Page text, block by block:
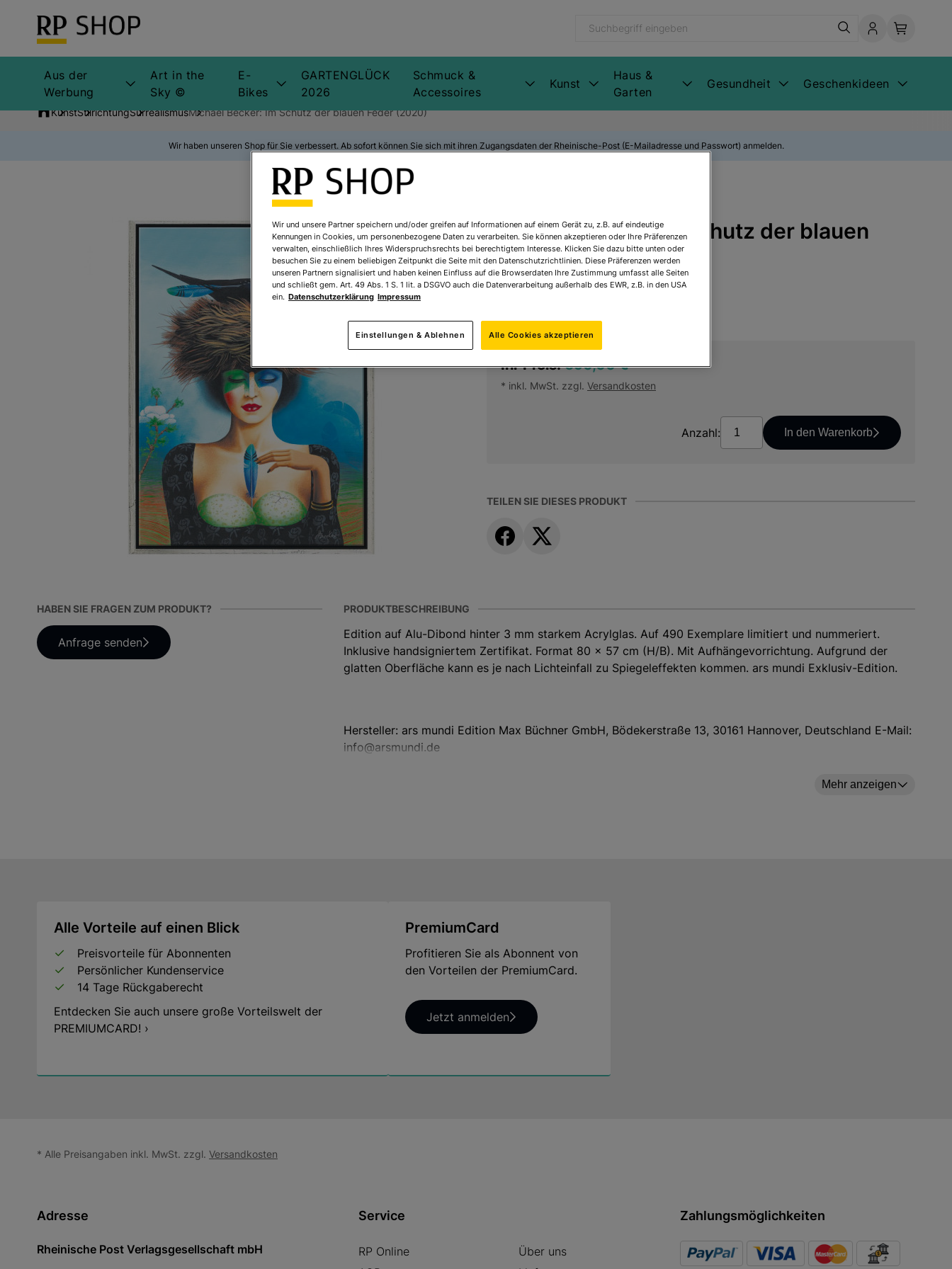
Aus der
Werbung
Art in the
Sky ©
E-
Bikes
GARTENGLÜCK
2026
Schmuck &
Accessoires
Kunst
Haus &
Garten
Gesundheit Geschenkideen
KunstStilrichtungSurrealismusMichael Becker: Im Schutz der blauen Feder (2020)
Wir haben unseren Shop für Sie verbessert. Ab sofort können Sie sich mit ihren Zugangsdaten der Rheinische-Post (E-Mailadresse und Passwort) anmelden.
Michael Becker: Im Schutz der blauen
Feder (2020)
Art.Nr.:937645
Ihr Preis:690,00 €*
* inkl. MwSt. zzgl. Versandkosten
Anzahl: In den Warenkorb
TEILEN SIE DIESES PRODUKT
HABEN SIE FRAGEN ZUM PRODUKT?
Anfrage senden
PRODUKTBESCHREIBUNG
Edition auf Alu-Dibond hinter 3 mm starkem Acrylglas. Auf 490 Exemplare limitiert und nummeriert.
Inklusive handsigniertem Zertifikat. Format 80 x 57 cm (H/B). Mit Aufhängevorrichtung. Aufgrund der
glatten Oberfläche kann es je nach Lichteinfall zu Spiegeleffekten kommen. ars mundi Exklusiv-Edition.
Hersteller: ars mundi Edition Max Büchner GmbH, Bödekerstraße 13, 30161 Hannover, Deutschland E-Mail:
info@arsmundi.de
Mehr anzeigen
Alle Vorteile auf einen Blick
Preisvorteile für Abonnenten
Persönlicher Kundenservice
14 Tage Rückgaberecht
Entdecken Sie auch unsere große Vorteilswelt der
PREMIUMCARD! ›
PremiumCard
Profitieren Sie als Abonnent von
den Vorteilen der PremiumCard.
Jetzt anmelden
* Alle Preisangaben inkl. MwSt. zzgl. Versandkosten
Adresse
Rheinische Post Verlagsgesellschaft mbH
Service
RP Online
Über uns
Zahlungsmöglichkeiten
Wir und unsere Partner speichern und/oder greifen auf Informationen auf einem Gerät zu, z.B. auf eindeutige
Kennungen in Cookies, um personenbezogene Daten zu verarbeiten. Sie können akzeptieren oder Ihre Präferenzen
verwalten, einschließlich Ihres Widerspruchsrechts bei berechtigtem Interesse. Klicken Sie dazu bitte unten oder
besuchen Sie zu einem beliebigen Zeitpunkt die Seite mit den Datenschutzrichtlinien. Diese Präferenzen werden
unseren Partnern signalisiert und haben keinen Einfluss auf die Browserdaten Ihre Zustimmung umfasst alle Seiten
und schließt gem. Art. 49 Abs. 1 S. 1 lit. a DSGVO auch die Datenverarbeitung außerhalb des EWR, z.B. in den USA
ein. Datenschutzerklärung Impressum
Einstellungen & Ablehnen Alle Cookies akzeptieren